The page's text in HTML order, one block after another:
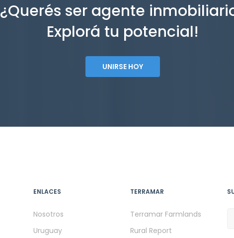
¿Querés ser agente
Explorá tu potencial!
UNIRSE HOY
ENLACES
Nosotros
Uruguay
TERRAMAR
Terramar Farmlands
Rural Report